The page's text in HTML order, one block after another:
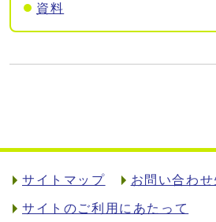
資料
サイトマップ お問い合わせ
サイトのご利用にあたって